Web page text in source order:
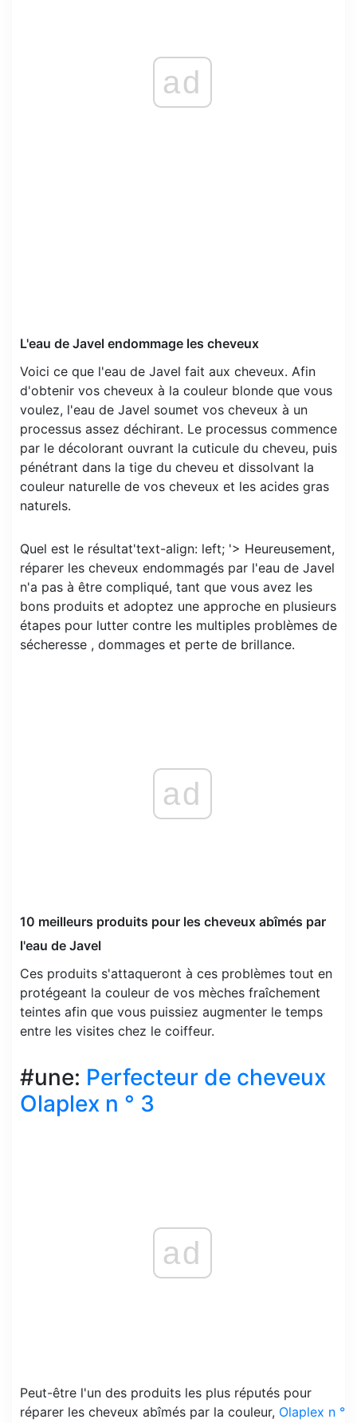
ad
L'eau de Javel endommage les cheveux
Voici ce que l'eau de Javel fait aux cheveux. Afin
d'obtenir vos cheveux à la couleur blonde que vous
voulez, l'eau de Javel soumet vos cheveux à un
processus assez déchirant. Le processus commence
par le décolorant ouvrant la cuticule du cheveu, puis
pénétrant dans la tige du cheveu et dissolvant la
couleur naturelle de vos cheveux et les acides gras
naturels.
Quel est le résultat'text-align: left; '> Heureusement,
réparer les cheveux endommagés par l'eau de Javel
n'a pas à être compliqué, tant que vous avez les
bons produits et adoptez une approche en plusieurs
étapes pour lutter contre les multiples problèmes de
sécheresse , dommages et perte de brillance.
ad
10 meilleurs produits pour les cheveux abîmés par
l'eau de Javel
Ces produits s'attaqueront à ces problèmes tout en
protégeant la couleur de vos mèches fraîchement
teintes afin que vous puissiez augmenter le temps
entre les visites chez le coiffeur.
#une: Perfecteur de cheveux
Olaplex n ° 3
ad
Peut-être l'un des produits les plus réputés pour
réparer les cheveux abîmés par la couleur, Olaplex n °